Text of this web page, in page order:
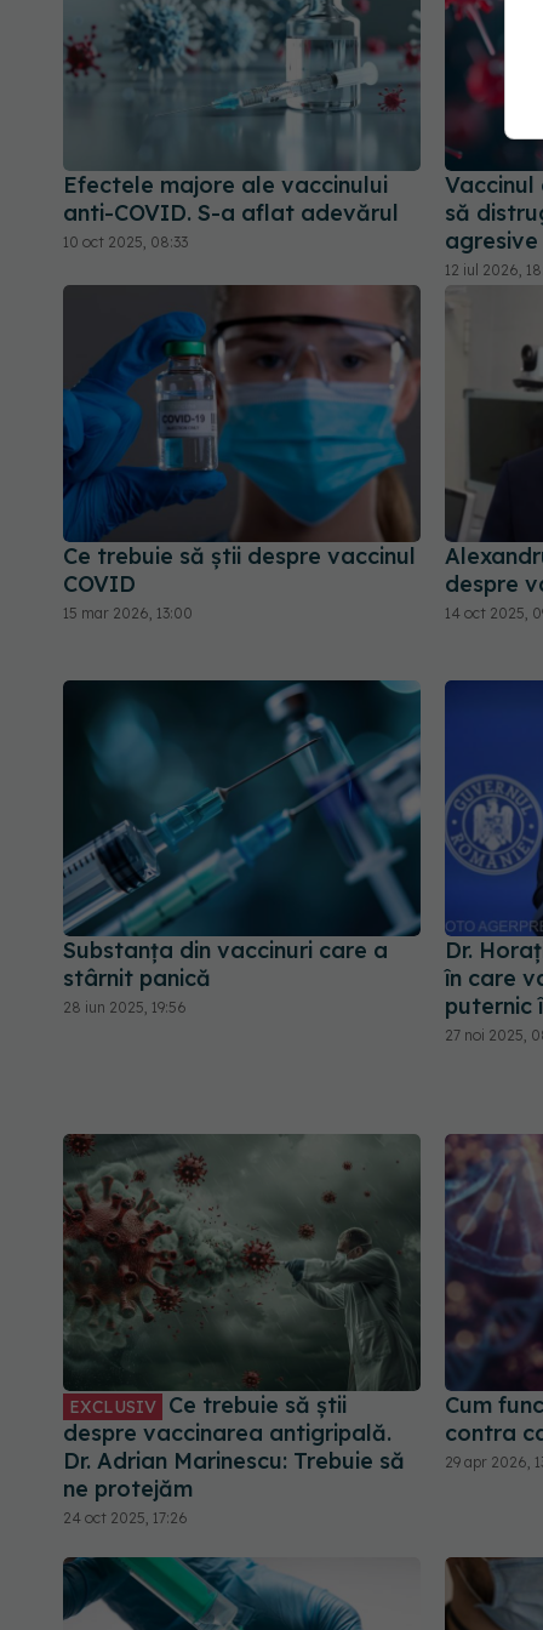
Efectele majore ale vaccinului
anti-COVID. S-a aflat adevărul
10 oct 2025, 08:33
Vaccinul
să
12 iul 2026,
Ce trebuie să știi despre vaccinul
COVID
15 mar 2026, 13:00
despre
14 oct 2025,
Substanța din vaccinuri care a
stârnit panică
28 iun 2025, 19:56
Dr.
în care
puternic
27 noi 2025,
EXCLUSIV
Ce trebuie să știi
despre vaccinarea antigripală.
Dr. Adrian Marinescu: Trebuie să
ne protejăm
24 oct 2025, 17:26
Cum
contra
29 apr 2026,